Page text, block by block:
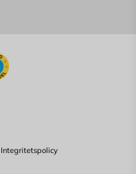
Integritetspolicy